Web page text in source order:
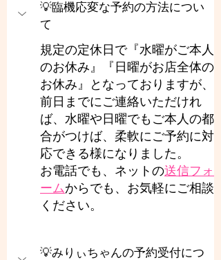
💡臨機応変な予約の方法につい
て
規定の定休日で『水曜がご本人
のお休み』『日曜がお店全体の
お休み』となっておりますが、
前日までにご連絡いただけれ
ば、水曜や日曜でもご本人の都
合がつけば、柔軟にご予約に対
応できる様になりました。
お電話でも、ネットの送信フォ
ームからでも、お気軽にご相談
ください。
💡みりぃちゃんの予約受付につ